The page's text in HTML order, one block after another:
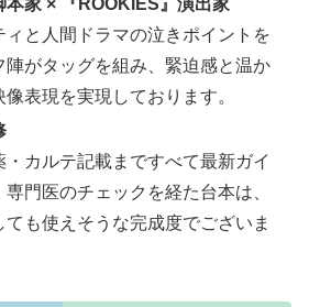
本家 × 『ROOKIES』演出家
と人間ドラマの泣きポイントを
陣がタッグを組み、緊迫感と温か
表現を実現しております。
カルテ記載まですべて最新ガイ
専門医のチェックを経た台本は、
ても使えそうな完成度でございま